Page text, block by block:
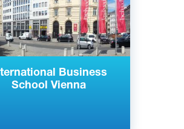
Business
School Vienna